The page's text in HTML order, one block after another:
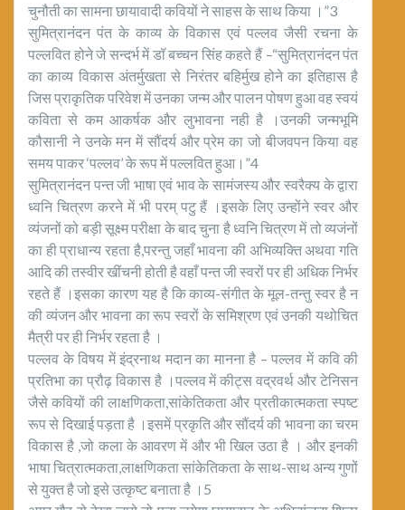
चुनौती का सामना छायावादी कवियों ने साहस के साथ किया ।”3
सुमित्रानंदन पंत के काव्य के विकास एवं पल्लव जैसी रचना के
पल्लवित होने जे सन्दर्भ में डॉ बच्चन सिंह कहते हैं –“सुमित्रानंदन पंत
का काव्य विकास अंतर्मुखता से निरंतर बहिर्मुख होने का इतिहास है
जिस प्राकृतिक परिवेश में उनका जन्म और पालन पोषण हुआ वह स्वयं
कविता से कम आकर्षक और लुभावना नही है ।उनकी जन्मभूमि
कौसानी ने उनके मन में सौंदर्य और प्रेम का जो बीजवपन किया वह
समय पाकर ‘पल्लव’ के रूप में पल्लवित हुआ।”4
सुमित्रानंदन पन्त जी भाषा एवं भाव के सामंजस्य और स्वरैक्य के द्वारा
ध्वनि चित्रण करने में भी परम् पटु हैं ।इसके लिए उन्होंने स्वर और
व्यंजनों को बड़ी सूक्ष्म परीक्षा के बाद चुना है ध्वनि चित्रण में तो व्यजंनों
का ही प्राधान्य रहता है,परन्तु जहाँ भावना की अभिव्यक्ति अथवा गति
आदि की तस्वीर खींचनी होती है वहाँ पन्त जी स्वरों पर ही अधिक निर्भर
रहते हैं ।इसका कारण यह है कि काव्य-संगीत के मूल-तन्तु स्वर है न
की व्यंजन और भावना का रूप स्वरों के समिश्रण एवं उनकी यथोचित
मैत्री पर ही निर्भर रहता है ।
पल्लव के विषय में इंद्रनाथ मदान का मानना है – पल्लव में कवि की
प्रतिभा का प्रौढ़ विकास है ।पल्लव में कीट्स वद्रवर्थ और टेनिसन
जैसे कवियों की लाक्षणिकता,सांकेतिकता और प्रतीकात्मकता स्पष्ट
रूप से दिखाई पड़ता है ।इसमें प्रकृति और सौंदर्य की भावना का चरम
विकास है ,जो कला के आवरण में और भी खिल उठा है । और इनकी
भाषा चित्रात्मकता,लाक्षणिकता सांकेतिकता के साथ-साथ अन्य गुणों
से युक्त है जो इसे उत्कृष्ट बनाता है ।5